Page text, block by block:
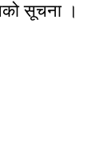
सूचना ।
किटिनी